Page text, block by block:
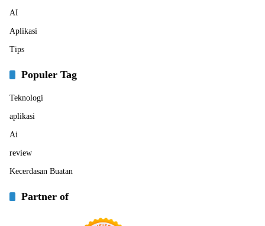
AI
Aplikasi
Tips
Populer Tag
Teknologi
aplikasi
Ai
review
Kecerdasan Buatan
Partner of